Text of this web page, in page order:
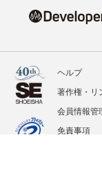
ヘルプ
著作権・リ
会員情報管
免責事項